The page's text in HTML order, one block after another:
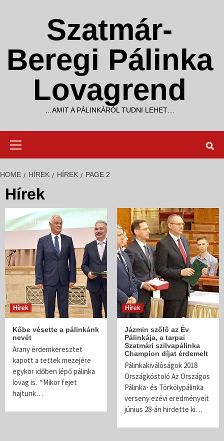
Szatmár-
Beregi Pálinka
Lovagrend
…AMIT A PÁLINKÁRÓL TUDNI LEHET…
HOME HÍREK HÍREK PAGE 2
Hírek
Hírek
Kőbe vésette a pálinkánk
nevét
Arany érdemkeresztet
kapott a tettek mezejére
egykor időben lépő pálinka
lovag is. “Mikor fejet
hajtunk…
Hírek
Jázmin szőlő az Év
Pálinkája, a tarpai
Szatmári szilvapálinka
Champion díjat érdemelt
Pálinkakiválóságok 2018
Országkóstoló Az Országos
Pálinka- és Törkölypálinka
verseny ezévi eredményeit
június 28-án hirdette ki…